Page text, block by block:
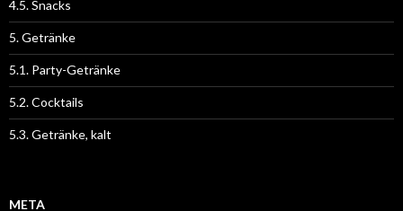
4.5. Snacks
5. Getränke
5.1. Party-Getränke
5.2. Cocktails
5.3. Getränke, kalt
META